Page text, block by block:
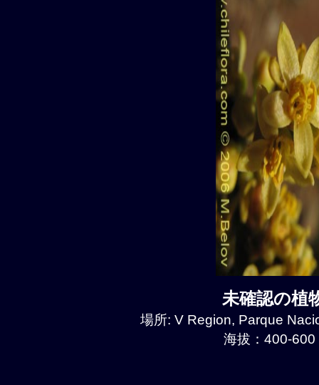
未確認の植
場所: V Region, Parque
海拔：400-